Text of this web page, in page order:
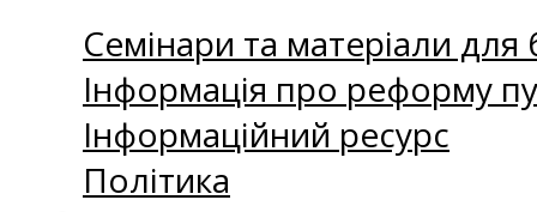
Семінари та матеріали для
Інформація про реформу
Інформаційний ресурс
Політика